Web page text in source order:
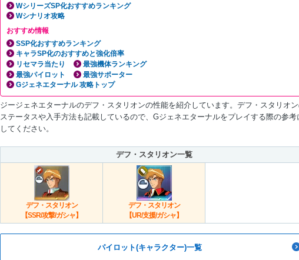
WシリーズSP化おすすめランキング
Wシナリオ攻略
おすすめ情報
SSP化おすすめランキング
キャラSP化のおすすめと強化倍率
リセマラ当たり
最強機体ランキング
最強パイロット
最強サポーター
Gジェネエターナル 攻略トップ
ジージェネエターナルのデフ・スタリオンの性能を紹介しています。デフ・スタリオ
ステータスや入手方法も記載しているので、Gジェネエターナルをプレイする際の参考
してください。
デフ・スタリオン一覧
デフ・スタリオン
【SSR/攻撃/ガシャ】
デフ・スタリオン
【UR/支援/ガシャ】
パイロット(キャラクター)一覧